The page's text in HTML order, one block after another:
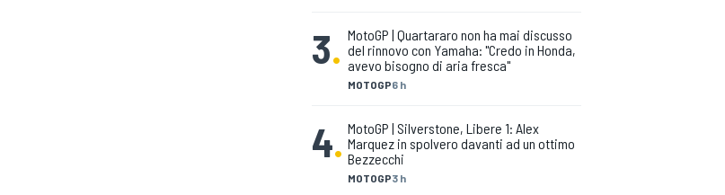
3.
MOTOGP6 h
MotoGP | Quartararo non ha mai discusso
del rinnovo con Yamaha: "Credo in Honda,
avevo bisogno di aria fresca"
4.
MOTOGP3 h
MotoGP | Silverstone, Libere 1: Alex
Marquez in spolvero davanti ad un ottimo
Bezzecchi